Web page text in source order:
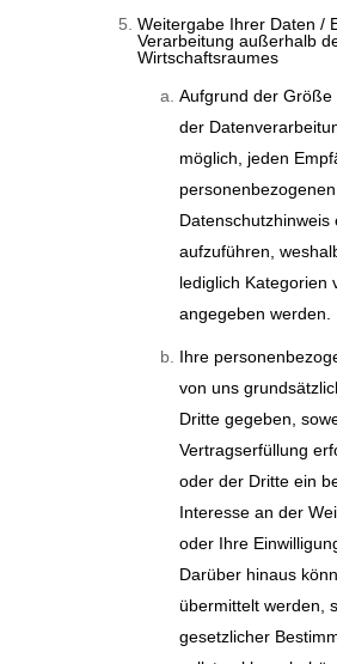
Weitergabe Ihrer Daten /
Verarbeitung außerhalb
Wirtschaftsraumes
Aufgrund der Größe
der
möglich, jeden
Datenschutzhinweis
aufzuführen,
lediglich Kategorien
angegeben werden.
Ihre
von uns
Dritte gegeben,
Vertragserfüllung
oder der Dritte ein
Interesse an der
oder Ihre
Darüber hinaus
übermittelt werden,
gesetzlicher